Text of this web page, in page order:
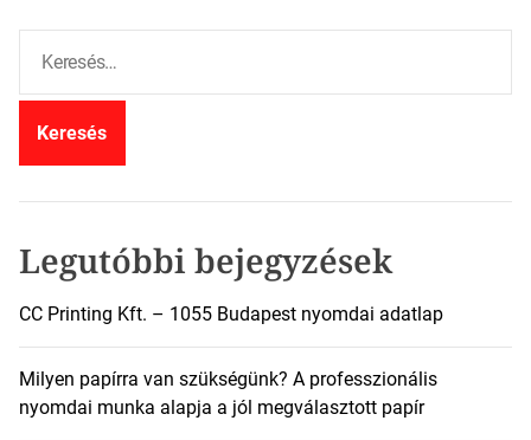
r
Legutóbbi bejegyzések
CC Printing Kft. – 1055 Budapest nyomdai adatlap
Milyen papírra van szükségünk? A professzionális
nyomdai munka alapja a jól megválasztott papír